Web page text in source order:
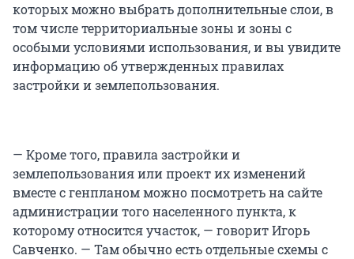
которых можно выбрать дополнительные слои, в
том числе территориальные зоны и зоны с
особыми условиями использования, и вы увидите
информацию об утвержденных правилах
застройки и землепользования.
— Кроме того, правила застройки и
землепользования или проект их изменений
вместе с генпланом можно посмотреть на сайте
администрации того населенного пункта, к
которому относится участок, — говорит Игорь
Савченко. — Там обычно есть отдельные схемы с